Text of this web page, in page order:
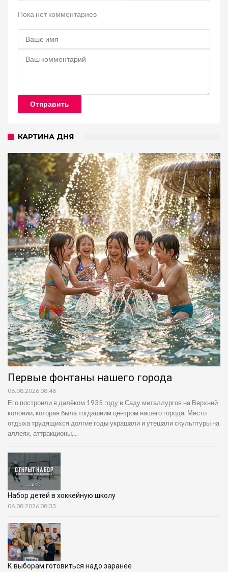
Пока нет комментариев
Отправить
КАРТИНА ДНЯ
Первые фонтаны нашего города
06.08.2026 08:48
Его построили в далёком 1935 году в Саду металлургов на Верхней
колонии, которая была тогдашним центром нашего города. Место
отдыха трудящихся долгие годы украшали и утешали скульптуры на
аллеях, аттракционы,...
Набор детей в хоккейную школу
06.08.2026 08:33
К выборам готовиться надо заранее